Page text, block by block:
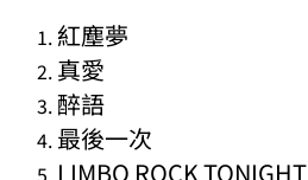
紅塵夢
真愛
醉語
最後一次
LIMBO ROCK TONIGHT